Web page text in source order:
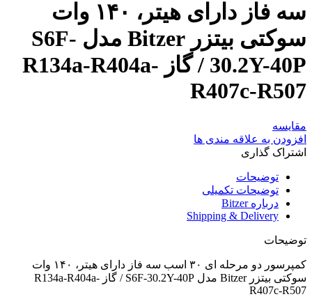
سه فاز دارای هیتر، ۱۴۰ وات
سوکتی بیتزر Bitzer مدل S6F-
30.2Y-40P / گاز R134a-R404a-
R407c-R507
مقایسه
افزودن به علاقه مندی ها
اشتراک گذاری
توضیحات
توضیحات تکمیلی
درباره Bitzer
Shipping & Delivery
توضیحات
کمپرسور دو مرحله ای ۳۰ اسب سه فاز دارای هیتر، ۱۴۰ وات
سوکتی بیتزر Bitzer مدل S6F-30.2Y-40P / گاز R134a-R404a-
R407c-R507